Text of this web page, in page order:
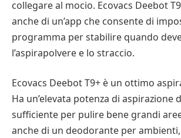
collegare al mocio. Ecovacs Deebot
anche di un’app che consente di
programma per stabilire quando
l’aspirapolvere e lo straccio.
Ecovacs Deebot T9+ è un ottimo
Ha un’elevata potenza di aspirazione
sufficiente per pulire bene grandi
anche di un deodorante per